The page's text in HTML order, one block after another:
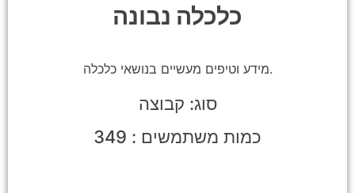
כלכלה נבונה
מידע וטיפים מעשיים בנושאי כלכלה.
סוג: קבוצה
כמות משתמשים : 349